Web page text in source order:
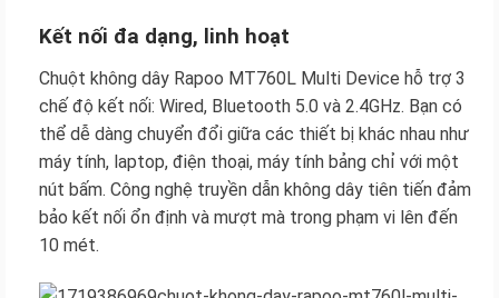
Kết nối đa dạng, linh hoạt
Chuột không dây Rapoo MT760L Multi Device hỗ trợ 3
chế độ kết nối: Wired, Bluetooth 5.0 và 2.4GHz. Bạn có
thể dễ dàng chuyển đổi giữa các thiết bị khác nhau như
máy tính, laptop, điện thoại, máy tính bảng chỉ với một
nút bấm. Công nghệ truyền dẫn không dây tiên tiến đảm
bảo kết nối ổn định và mượt mà trong phạm vi lên đến
10 mét.